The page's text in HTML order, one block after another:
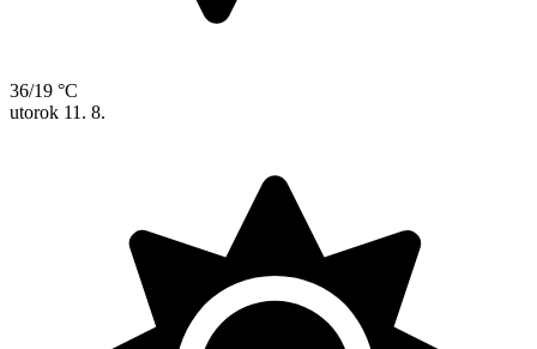
36/19 °C
utorok 11. 8.